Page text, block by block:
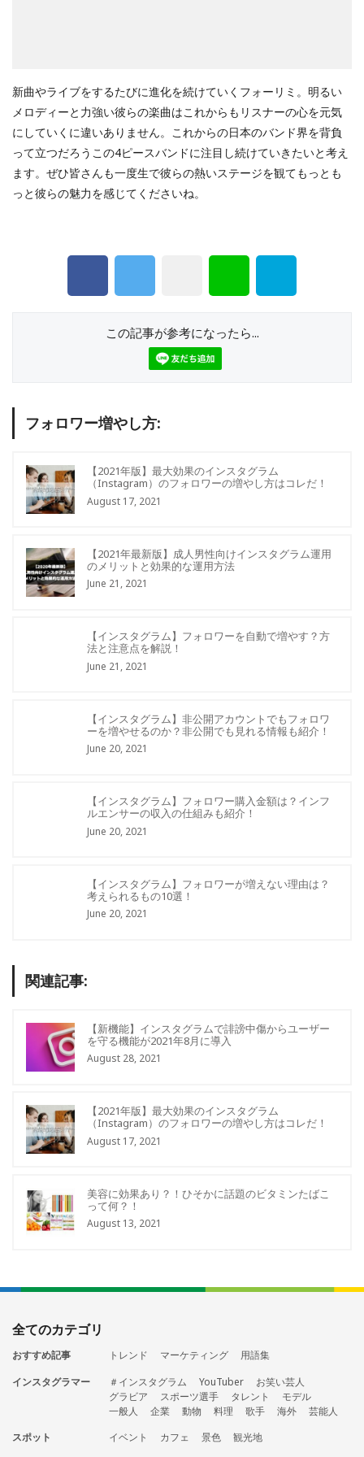
新曲やライブをするたびに進化を続けていくフォーリミ。明るい
メロディーと力強い彼らの楽曲はこれからもリスナーの心を元気
にしていくに違いありません。これからの日本のバンド界を背負
って立つだろうこの4ピースバンドに注目し続けていきたいと考え
ます。ぜひ皆さんも一度生で彼らの熱いステージを観てもっとも
っと彼らの魅力を感じてくださいね。
この記事が参考になったら...
フォロワー増やし方:
【2021年版】最大効果のインスタグラム
（Instagram）のフォロワーの増やし方はコレだ！
August 17, 2021
【2021年最新版】成人男性向けインスタグラム運用
のメリットと効果的な運用方法
June 21, 2021
【インスタグラム】フォロワーを自動で増やす？方
法と注意点を解説！
June 21, 2021
【インスタグラム】非公開アカウントでもフォロワ
ーを増やせるのか？非公開でも見れる情報も紹介！
June 20, 2021
【インスタグラム】フォロワー購入金額は？インフ
ルエンサーの収入の仕組みも紹介！
June 20, 2021
【インスタグラム】フォロワーが増えない理由は？
考えられるもの10選！
June 20, 2021
関連記事:
【新機能】インスタグラムで誹謗中傷からユーザー
を守る機能が2021年8月に導入
August 28, 2021
【2021年版】最大効果のインスタグラム
（Instagram）のフォロワーの増やし方はコレだ！
August 17, 2021
美容に効果あり？！ひそかに話題のビタミンたばこ
って何？！
August 13, 2021
全てのカテゴリ
おすすめ記事 トレンド マーケティング
用語集
インスタグラマー
＃インスタグラム YouTuber
お笑い芸人
グラビア
スポーツ選手 タレント
モデル
一般人
企業 動物 料理 歌手 海外
芸能人
スポット
イベント カフェ 景色 観光地